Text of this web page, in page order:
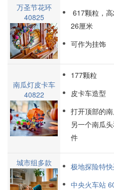
万圣节花环
40825
617颗粒，
26厘米
可作为挂饰
南瓜灯皮卡车
40822
177颗粒
皮卡车造型
打开顶部的
另一个南瓜
件
城市组多款
极地探险特
中央火车站